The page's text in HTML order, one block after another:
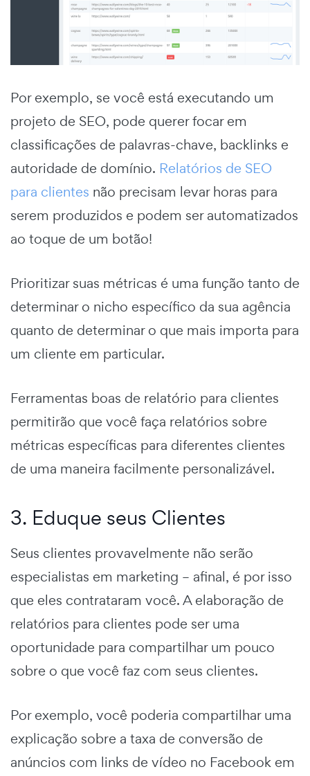
Por exemplo, se você está executando um
projeto de SEO, pode querer focar em
classificações de palavras-chave, backlinks e
autoridade de domínio. Relatórios de SEO
para clientes não precisam levar horas para
serem produzidos e podem ser automatizados
ao toque de um botão!
Prioritizar suas métricas é uma função tanto de
determinar o nicho específico da sua agência
quanto de determinar o que mais importa para
um cliente em particular.
Ferramentas boas de relatório para clientes
permitirão que você faça relatórios sobre
métricas específicas para diferentes clientes
de uma maneira facilmente personalizável.
3. Eduque seus Clientes
Seus clientes provavelmente não serão
especialistas em marketing – afinal, é por isso
que eles contrataram você. A elaboração de
relatórios para clientes pode ser uma
oportunidade para compartilhar um pouco
sobre o que você faz com seus clientes.
Por exemplo, você poderia compartilhar uma
explicação sobre a taxa de conversão de
anúncios com links de vídeo no Facebook em